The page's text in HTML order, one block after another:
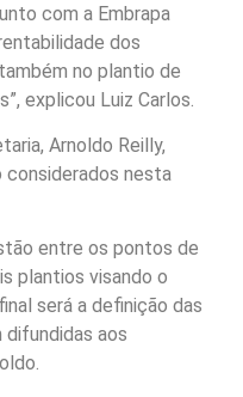
com a Embrapa
dos
no plantio de
explicou Luiz Carlos.
Arnoldo Reilly,
considerados nesta
entre os pontos de
plantios visando o
será a definição das
difundidas aos